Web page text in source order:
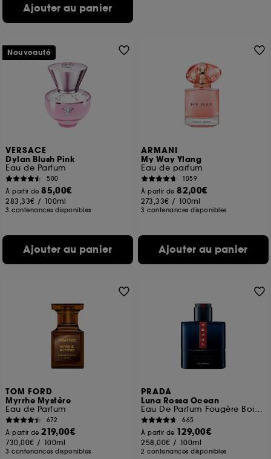
Ajouter au panier
VERSACE
Dylan Blush Pink
Eau de Parfum
500
À partir de85,00€
283,33€ / 100ml
3 contenances disponibles
Ajouter au panier
Nouveauté
ARMANI
My Way Ylang
Eau de parfum
1059
À partir de82,00€
273,33€ / 100ml
3 contenances disponibles
Ajouter au panier
TOM FORD
Myrrhe Mystère
Eau de Parfum
672
À partir de219,00€
730,00€ / 100ml
3 contenances disponibles
PRADA
Luna Rossa Ocean
Eau De Parfum Fougère Boisée Ambrée Pour Homme
665
À partir de 129,00€
258,00€ / 100ml
2 contenances disponibles